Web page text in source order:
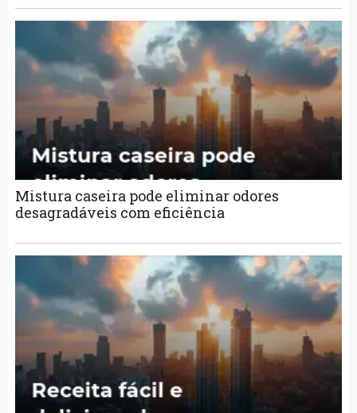
Mistura caseira pode eliminar odores
desagradáveis com eficiência